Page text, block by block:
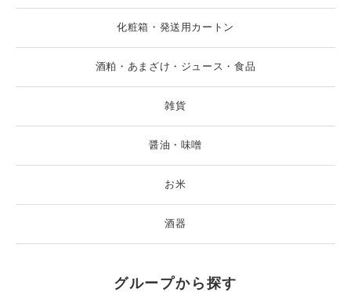
化粧箱・発送用カートン
酒粕・あまざけ・ジュース・食品
雑貨
醤油・味噌
お米
酒器
グループから探す